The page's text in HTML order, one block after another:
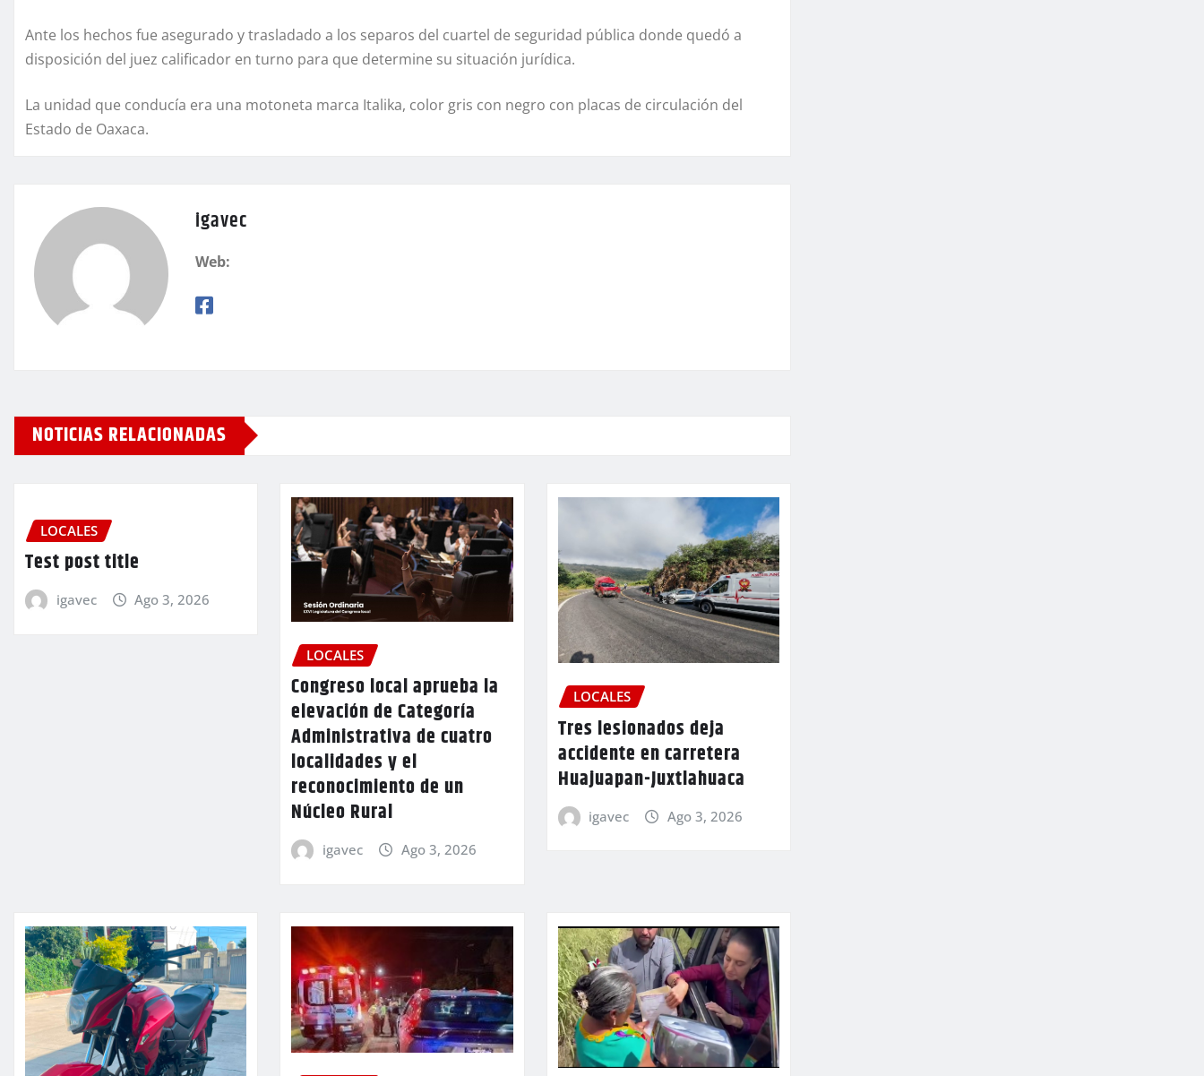
Ante los hechos fue asegurado y trasladado a los separos del cuartel de seguridad pública donde quedó a
disposición del juez calificador en turno para que determine su situación jurídica.
La unidad que conducía era una motoneta marca Italika, color gris con negro con placas de circulación del
Estado de Oaxaca.
igavec
Web:
NOTICIAS RELACIONADAS
LOCALES
Test post title
igavec Ago 3, 2026
LOCALES
Congreso local aprueba la
elevación de Categoría
Administrativa de cuatro
localidades y el
reconocimiento de un
Núcleo Rural
igavec Ago 3, 2026
LOCALES
Tres lesionados deja
accidente en carretera
Huajuapan-Juxtlahuaca
igavec Ago 3, 2026